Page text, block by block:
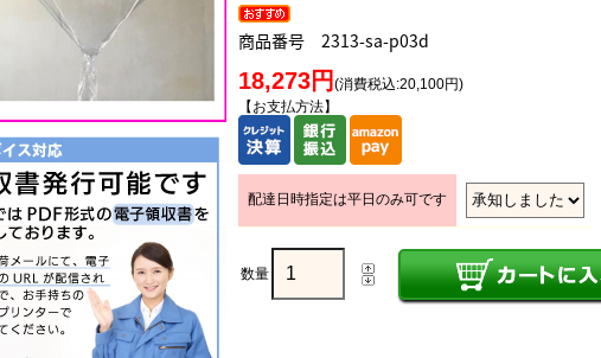
商品番号 2313-sa-p03d
18,273円 (消費税込:20,100円)
【お支払方法】
配達日時指定は平日のみ可です
数量